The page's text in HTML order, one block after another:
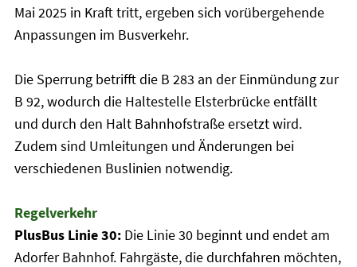
Mai 2025 in Kraft tritt, ergeben sich vorübergehende
Anpassungen im Busverkehr.
Die Sperrung betrifft die B 283 an der Einmündung zur
B 92, wodurch die Haltestelle Elsterbrücke entfällt
und durch den Halt Bahnhofstraße ersetzt wird.
Zudem sind Umleitungen und Änderungen bei
verschiedenen Buslinien notwendig.
Regelverkehr
PlusBus Linie 30: Die Linie 30 beginnt und endet am
Adorfer Bahnhof. Fahrgäste, die durchfahren möchten,